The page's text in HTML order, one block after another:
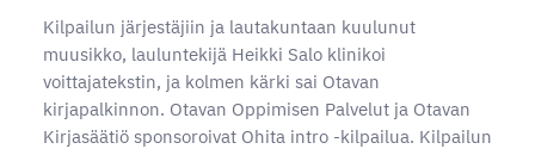
Kilpailun järjestäjiin ja lautakuntaan kuulunut
muusikko, lauluntekijä Heikki Salo klinikoi
voittajatekstin, ja kolmen kärki sai Otavan
kirjapalkinnon. Otavan Oppimisen Palvelut ja Otavan
Kirjasäätiö sponsoroivat Ohita intro -kilpailua. Kilpailun